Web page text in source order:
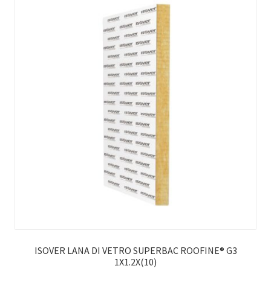
ISOVER LANA DI VETRO SUPERBAC ROOFINE® G3
1X1.2X(10)